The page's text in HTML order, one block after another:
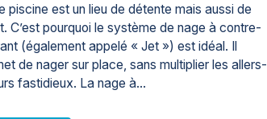
piscine est un lieu de détente mais aussi de
C’est pourquoi le système de nage à contre-
(également appelé « Jet ») est idéal. Il
de nager sur place, sans multiplier les allers-
fastidieux. La nage à...